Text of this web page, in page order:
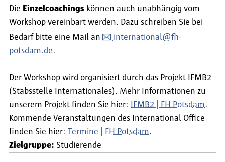
Die Einzelcoachings können auch unabhängig vom
Workshop vereinbart werden. Dazu schreiben Sie bei
Bedarf bitte eine Mail an
international@fh-
potsdam.de.
Der Workshop wird organisiert durch das Projekt IFMB2
(Stabsstelle Internationales). Mehr Informationen zu
unserem Projekt finden Sie hier:
IFMB2 | FH Potsdam.
Kommende Veranstaltungen des International Office
finden Sie hier: Termine | FH Potsdam.
Zielgruppe: Studierende